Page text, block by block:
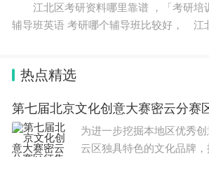
江北区考研资料哪里靠谱 ，「考研培
辅导班英语 考研哪个辅导班比较好， 江
热点精选
第七届北京文化创意大赛密云分赛
为进一步挖掘本地区优秀
云区独具特色的文化品牌